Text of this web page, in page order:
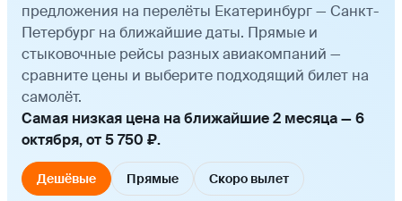
предложения на перелёты Екатеринбург — Санкт-
Петербург на ближайшие даты. Прямые и
стыковочные рейсы разных авиакомпаний —
сравните цены и выберите подходящий билет на
самолёт.
Самая низкая цена на ближайшие 2 месяца — 6
октября, от 5 750 ₽.
Дешёвые Прямые Скоро вылет